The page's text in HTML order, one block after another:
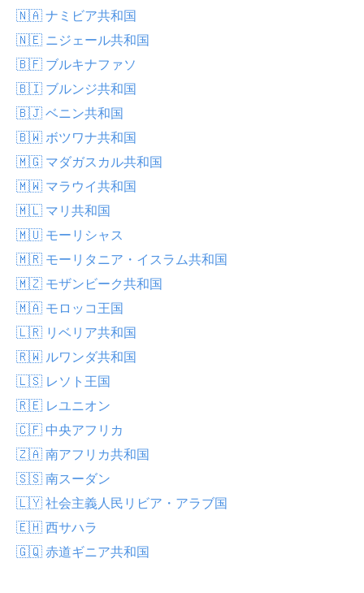
🇳🇦 ナミビア共和国
🇳🇪 ニジェール共和国
🇧🇫 ブルキナファソ
🇧🇮 ブルンジ共和国
🇧🇯 ベニン共和国
🇧🇼 ボツワナ共和国
🇲🇬 マダガスカル共和国
🇲🇼 マラウイ共和国
🇲🇱 マリ共和国
🇲🇺 モーリシャス
🇲🇷 モーリタニア・イスラム共和国
🇲🇿 モザンビーク共和国
🇲🇦 モロッコ王国
🇱🇷 リベリア共和国
🇷🇼 ルワンダ共和国
🇱🇸 レソト王国
🇷🇪 レユニオン
🇨🇫 中央アフリカ
🇿🇦 南アフリカ共和国
🇸🇸 南スーダン
🇱🇾 社会主義人民リビア・アラブ国
🇪🇭 西サハラ
🇬🇶 赤道ギニア共和国